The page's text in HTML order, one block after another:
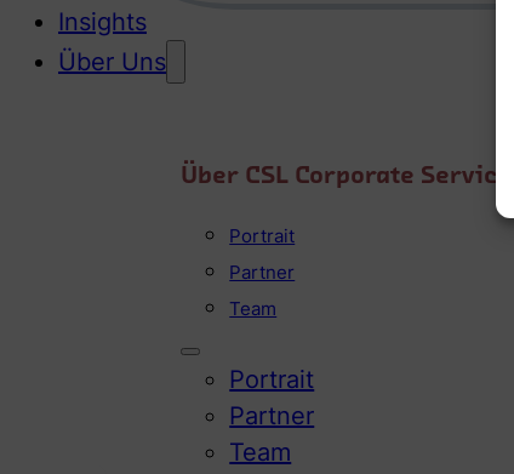
Insights
Über Uns
Über CSL Corporate Services
Portrait
Partner
Team
Portrait
Partner
Team